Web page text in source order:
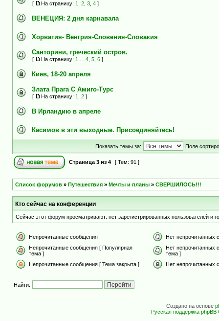
[ На страницу: 1 2 3 4 ]
ВЕНЕЦИЯ: 2 дня карнавала
Хорватия- Венгрия-Словения-Словакия
Санторини, греческий остров.
[ На страницу: 1 4 5 6 ]
Киев, 18-20 апреля
Злата Прага С Амиго-Турс
[ На страницу: 1 2 ]
В Ирландию в апреле
Касимов в эти выходные. Присоединяйтесь!
Показать темы за: Поле
Страница 3 из 4 [ Тем: 91 ]
Список форумов » Путешествия » Мечты и планы » СВЕРШИЛОСЬ!!!
Кто сейчас на конференции
Сейчас этот форум просматривают: нет зарегистрированных пользователей и
Непрочитанные сообщения
Нет непрочитанных
Непрочитанные сообщения [ Популярная
тема ]
Нет непрочитанных
тема ]
Непрочитанные сообщения [ Тема закрыта ]
Нет непрочитанных
Найти:
Создано на основе
Русская поддержка phpBB